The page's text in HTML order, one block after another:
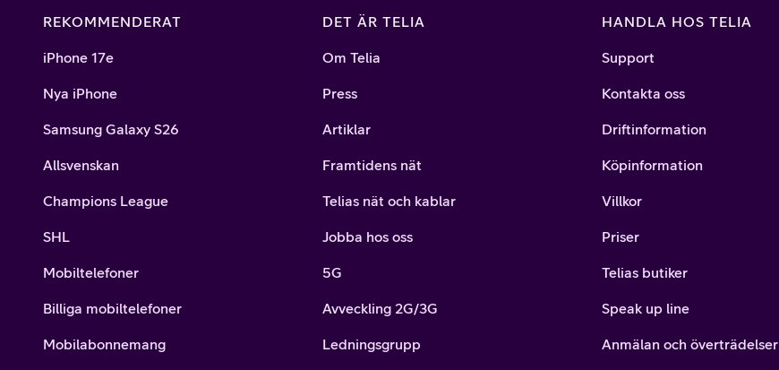
REKOMMENDERAT
iPhone 17e
Nya iPhone
Samsung Galaxy S26
Allsvenskan
Champions League
SHL
Mobiltelefoner
Billiga mobiltelefoner
Mobilabonnemang
DET ÄR TELIA
Om Telia
Press
Artiklar
Framtidens nät
Telias nät och kablar
Jobba hos oss
5G
Avveckling 2G/3G
Ledningsgrupp
HANDLA HOS TELIA
Support
Kontakta oss
Driftinformation
Köpinformation
Villkor
Priser
Telias butiker
Speak up line
Anmälan och överträdelser